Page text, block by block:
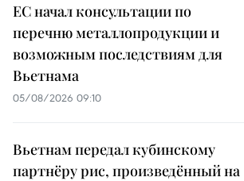
ЕС начал консультации по
перечню металлопродукции и
возможным последствиям для
Вьетнама
05/08/2026 09:10
Вьетнам передал кубинскому
партнёру рис, произведённый на